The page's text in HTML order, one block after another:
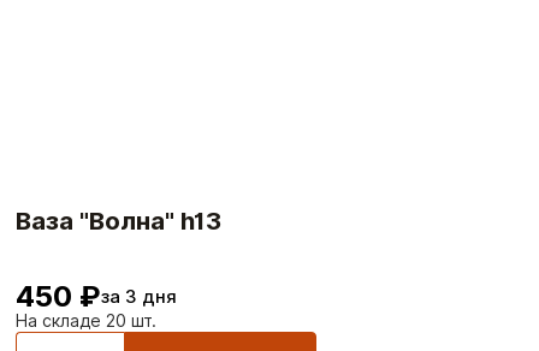
Ваза "Волна" h13
450 ₽за 3 дня
На складе 20 шт.